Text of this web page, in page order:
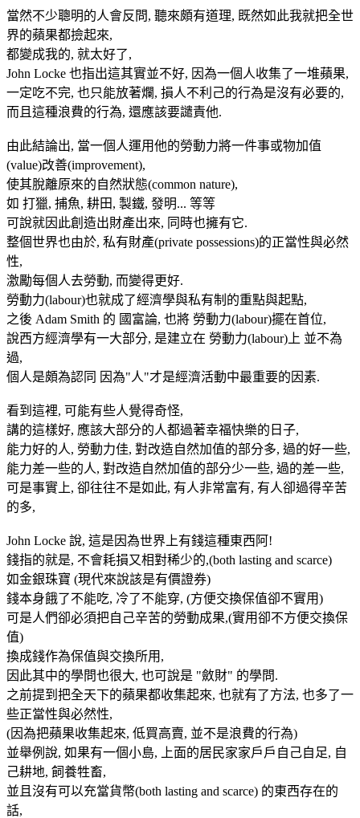
當然不少聰明的人會反問, 聽來頗有道理, 既然如此我就把全世
界的蘋果都撿起來,
都變成我的, 就太好了,
John Locke 也指出這其實並不好, 因為一個人收集了一堆蘋果,
一定吃不完, 也只能放著爛, 損人不利己的行為是沒有必要的,
而且這種浪費的行為, 還應該要譴責他.
由此結論出, 當一個人運用他的勞動力將一件事或物加值
(value)改善(improvement),
使其脫離原來的自然狀態(common nature),
如 打獵, 捕魚, 耕田, 製鐵, 發明... 等等
可說就因此創造出財產出來, 同時也擁有它.
整個世界也由於, 私有財產(private possessions)的正當性與必然
性,
激勵每個人去勞動, 而變得更好.
勞動力(labour)也就成了經濟學與私有制的重點與起點,
之後 Adam Smith 的 國富論, 也將 勞動力(labour)擺在首位,
說西方經濟學有一大部分, 是建立在 勞動力(labour)上 並不為
過,
個人是頗為認同 因為"人"才是經濟活動中最重要的因素.
看到這裡, 可能有些人覺得奇怪,
講的這樣好, 應該大部分的人都過著幸福快樂的日子,
能力好的人, 勞動力佳, 對改造自然加值的部分多, 過的好一些,
能力差一些的人, 對改造自然加值的部分少一些, 過的差一些,
可是事實上, 卻往往不是如此, 有人非常富有, 有人卻過得辛苦
的多,
John Locke 說, 這是因為世界上有錢這種東西阿!
錢指的就是, 不會耗損又相對稀少的,(both lasting and scarce)
如金銀珠寶 (現代來說該是有價證券)
錢本身餓了不能吃, 冷了不能穿, (方便交換保值卻不實用)
可是人們卻必須把自己辛苦的勞動成果,(實用卻不方便交換保
值)
換成錢作為保值與交換所用,
因此其中的學問也很大, 也可說是 "斂財" 的學問.
之前提到把全天下的蘋果都收集起來, 也就有了方法, 也多了一
些正當性與必然性,
(因為把蘋果收集起來, 低買高賣, 並不是浪費的行為)
並舉例說, 如果有一個小島, 上面的居民家家戶戶自己自足, 自
己耕地, 飼養牲畜,
並且沒有可以充當貨幣(both lasting and scarce) 的東西存在的
話,